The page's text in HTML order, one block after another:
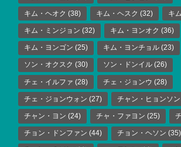
キム・ヘオク (38) キム・ヘスク (32) キ
キム・ミンジョン (32) キム・ヨンオク (36)
キム・ヨンゴン (25) キム・ヨンチョル (23)
ソン・オクスク (30) ソン・ドンイル (26)
チェ・イルファ (28) チェ・ジョンウ (28)
チェ・ジョンウォン (27) チャン・ヒョンソン
チャン・ヨン (24) チャ・ファヨン (25)
チョン・ドンファン (44) チョン・ヘソン (35)